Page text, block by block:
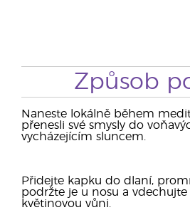
Způsob
Naneste lokálně během
přenesli své smysly do
vycházejícím sluncem.
Přidejte kapku do dlaní,
podržte je u nosu a vdechujte
květinovou vůni.